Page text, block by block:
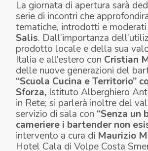
La giornata di apertura sarà
serie di incontri che
tematiche, introdotti e
Salis. Dall’importanza
prodotto locale e della sua
Italia e all’estero con Cristian
delle nuove generazioni del
“Scuola Cucina e Territorio”
Sforza, Istituto Alberghiero
in Rete; si parlerà inoltre del
servizio di sala con “Senza un
cameriere i bartender non
intervento a cura di Maurizio
Hotel Cala di Volpe Costa